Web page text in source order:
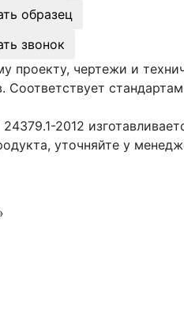
образец
звонок
проекту, чертежи и
2012
уточняйте у